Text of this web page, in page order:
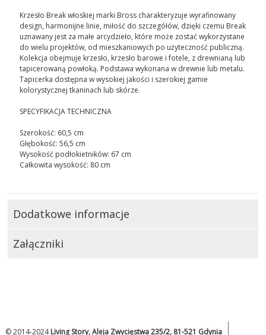
Krzesło Break włoskiej marki Bross charakteryzuje wyrafinowany
design, harmonijne linie, miłość do szczegółów, dzięki czemu Break
uznawany jest za małe arcydzieło, które może zostać wykorzystane
do wielu projektów, od mieszkaniowych po użyteczność publiczną.
Kolekcja obejmuje krzesło, krzesło barowe i fotele, z drewnianą lub
tapicerowaną powłoką. Podstawa wykonana w drewnie lub metalu.
Tapicerka dostępna w wysokiej jakości i szerokiej gamie
kolorystycznej tkaninach lub skórze.
SPECYFIKACJA TECHNICZNA
Szerokość: 60,5 cm
Głębokość: 56,5 cm
Wysokość podłokietników: 67 cm
Całkowita wysokość: 80 cm
Dodatkowe informacje
Załączniki
© 2014-2024Living Story, Aleja Zwycięstwa 235/2, 81-521 Gdynia